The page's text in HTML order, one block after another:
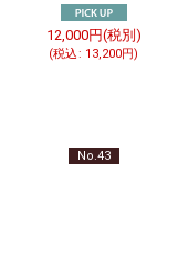
12,000円(税別)
(税込: 13,200円)
No.43